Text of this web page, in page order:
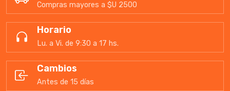
Compras mayores a $U 2500
Horario
Lu. a Vi. de 9:30 a 17 hs.
Cambios
Antes de 15 días